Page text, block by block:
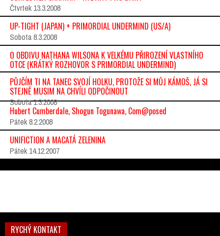
Čtvrtek 13.3.2008
UP-TIGHT (JAPAN) + PRIMORDIAL UNDERMIND (US/A)
Sobota 8.3.2008
O OBDIVU NATHANA WILSONA K VELKÉMU PŘIROZENÍ VLASTNÍHO
OTCE (KRÁTKÝ ROZHOVOR S PRIMORDIAL UNDERMIND)
PŮJČÍM TI NA TANEC SVOJÍ HOLKU, PROTOŽE SI MŮJ KÁMOŠ, JÁ SI
STEJNĚ MUSIM NA CHVÍLI ODPOČINOUT
Sobota 1.3.2008
Hubert Cumberdale, Shogun Togunawa, Com@posed
Pátek 8.2.2008
UNIFICTION A MACATÁ ZELENINA
Pátek 14.12.2007
RYCHÝ KONTAKT